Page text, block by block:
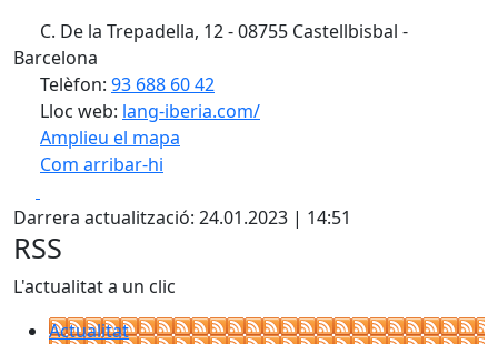
C. De la Trepadella, 12 - 08755 Castellbisbal -
Barcelona
Telèfon: 93 688 60 42
Lloc web: lang-iberia.com/
Amplieu el mapa
Com arribar-hi
+
−
Darrera actualització: 24.01.2023 | 14:51
RSS
L'actualitat a un clic
Actualitat